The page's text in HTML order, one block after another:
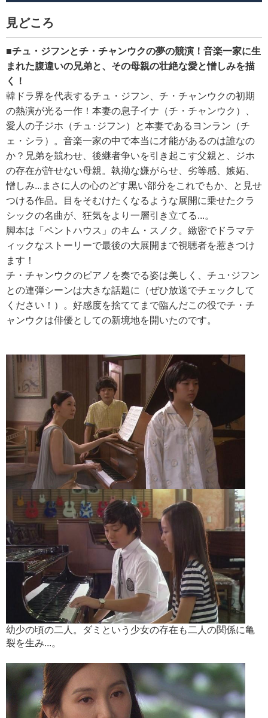
見どころ
■チュ・ジフンとチ・チャンウクの夢の競演！音楽一家に生
まれた腹違いの兄弟と、その母親の壮絶な愛と憎しみを描
く！
韓ドラ界を代表するチュ・ジフン、チ・チャンウクの初期
の熱演が光る一作！本妻の息子イナ（チ・チャンウク）、
愛人の子ジホ（チュ･ジフン）と本妻であるヨンラン（チ
ェ・シラ）。音楽一家の中で本当に才能があるのは誰なの
か？兄弟を競わせ、後継者争いを引き起こす父親と、ジホ
の存在が許せない母親。執拗な嫌がらせ、劣等感、嫉妬、
憎しみ...まさに人の心のどす黒い部分をこれでもか、と見せ
つける作品。目をそむけたくなるような展開に乗せたクラ
シックの名曲が、狂気をより一層引き立てる...。
脚本は「ペントハウス」のキム・スノク。緻密でドラマテ
ィックなストーリーで最後の大展開まで視聴者を惹きつけ
ます！
チ・チャンウクのピアノを奏でる姿は美しく、チュ･ジフン
との連弾シーンは大きな話題に（ぜひ放送でチェックして
ください！）。好感度を捨ててまで臨んだこの役でチ・チ
ャンウクは俳優としての新境地を開いたのです。
幼少の頃の二人。ダミという少女の存在も二人の関係に亀
裂を生み...。